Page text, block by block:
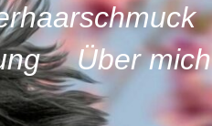
Über mich